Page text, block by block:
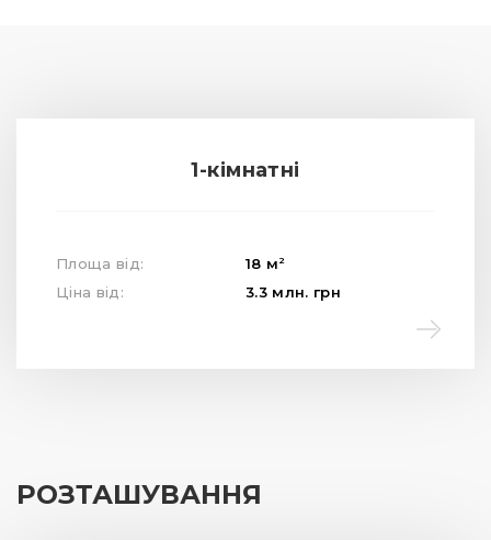
1-кімнатні
Площа від: 18 м 2
Ціна від: 3.3 млн. грн
РОЗТАШУВАННЯ